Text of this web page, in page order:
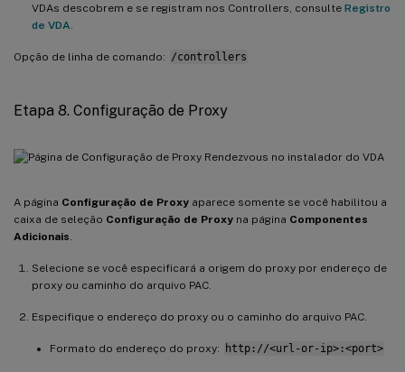
VDAs descobrem e se registram nos Controllers, consulte Registro
de VDA
Opção de linha de comando: /controllers
Etapa 8. Configuração de Proxy
A página Configuração de Proxy aparece somente se você habilitou a
caixa de seleção Configuração de Proxy na página Componentes
Adicionais
Selecione se você especificará a origem do proxy por endereço de
proxy ou caminho do arquivo PAC.
Especifique o endereço do proxy ou o caminho do arquivo PAC.
Formato do endereço do proxy: http://<url-or-ip>:<port>